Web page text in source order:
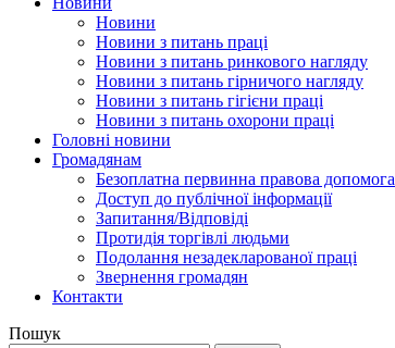
Новини
Новини з питань праці
Новини з питань ринкового нагляду
Новини з питань гірничого нагляду
Новини з питань гігієни праці
Новини з питань охорони праці
Головні новини
Громадянам
Безоплатна первинна правова допомога
Доступ до публічної інформації
Запитання/Відповіді
Протидія торгівлі людьми
Подолання незадекларованої праці
Звернення громадян
Контакти
Пошук